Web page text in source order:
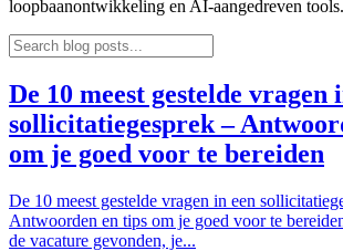
loopbaanontwikkeling en AI-aangedreven tools.
De 10 meest gestelde vragen
sollicitatiegesprek –
om je goed voor te bereiden
De 10 meest gestelde vragen in een
Antwoorden en tips om je goed voor te
de vacature gevonden, je...